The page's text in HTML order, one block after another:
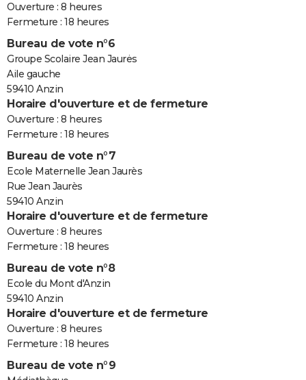
Ouverture : 8 heures
Fermeture : 18 heures
Bureau de vote n°6
Groupe Scolaire Jean Jaurės
Aile gauche
59410 Anzin
Horaire d'ouverture et de fermeture
Ouverture : 8 heures
Fermeture : 18 heures
Bureau de vote n°7
Ecole Maternelle Jean Jaurès
Rue Jean Jaurès
59410 Anzin
Horaire d'ouverture et de fermeture
Ouverture : 8 heures
Fermeture : 18 heures
Bureau de vote n°8
Ecole du Mont d'Anzin
59410 Anzin
Horaire d'ouverture et de fermeture
Ouverture : 8 heures
Fermeture : 18 heures
Bureau de vote n°9